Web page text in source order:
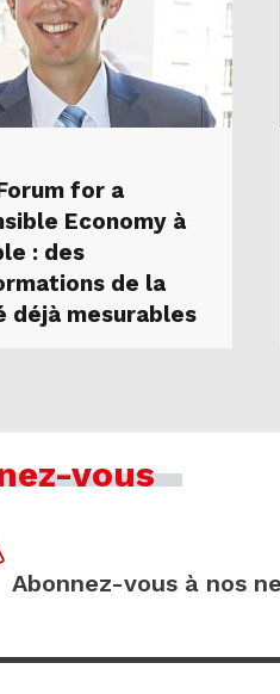
for a
Economy à
: des
de la
déjà mesurables
vous
Abonnez-vous à nos